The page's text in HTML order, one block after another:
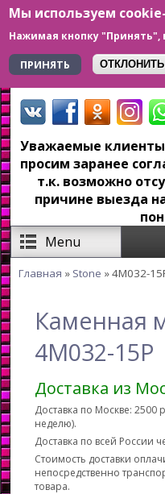
Мы используем
Нажимая кнопку "Принять",
ПРИНЯТЬ
ОТКЛОНИТЬ
Перейти к основному
Уважаемые
просим заранее
т.к. возможно
причине выезда
Menu
Главная » Stone » 4M032-
Каменная
4M032-15P
Доставка из
Доставка по Москве: 2500
неделю).
Доставка по всей России
Стоимость доставки
непосредственно
товара.